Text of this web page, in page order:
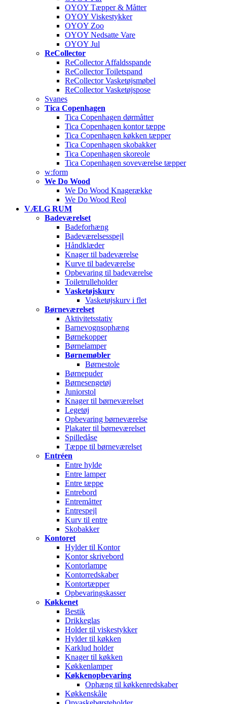
OYOY Tæpper & Måtter
OYOY Viskestykker
OYOY Zoo
OYOY Nedsatte Vare
OYOY Jul
ReCollector
ReCollector Affaldsspande
ReCollector Toiletspand
ReCollector Vasketøjsmøbel
ReCollector Vasketøjspose
Svanes
Tica Copenhagen
Tica Copenhagen dørmåtter
Tica Copenhagen kontor tæppe
Tica Copenhagen køkken tæpper
Tica Copenhagen skobakker
Tica Copenhagen skoreole
Tica Copenhagen soveværelse tæpper
w:form
We Do Wood
We Do Wood Knagerække
We Do Wood Reol
VÆLG RUM
Badeværelset
Badeforhæng
Badeværelsesspejl
Håndklæder
Knager til badeværelse
Kurve til badeværelse
Opbevaring til badeværelse
Toiletrulleholder
Vasketøjskurv
Vasketøjskurv i flet
Børneværelset
Aktivitetsstativ
Barnevognsophæng
Børnekopper
Børnelamper
Børnemøbler
Børnestole
Børnepuder
Børnesengetøj
Juniorstol
Knager til børneværelset
Legetøj
Opbevaring børneværelse
Plakater til børneværelset
Spilledåse
Tæppe til børneværelset
Entréen
Entre hylde
Entre lamper
Entre tæppe
Entrebord
Entremåtter
Entrespejl
Kurv til entre
Skobakker
Kontoret
Hylder til Kontor
Kontor skrivebord
Kontorlampe
Kontorredskaber
Kontortæpper
Opbevaringskasser
Køkkenet
Bestik
Drikkeglas
Holder til viskestykker
Hylder til køkken
Karklud holder
Knager til køkken
Køkkenlamper
Køkkenopbevaring
Ophæng til køkkenredskaber
Køkkenskåle